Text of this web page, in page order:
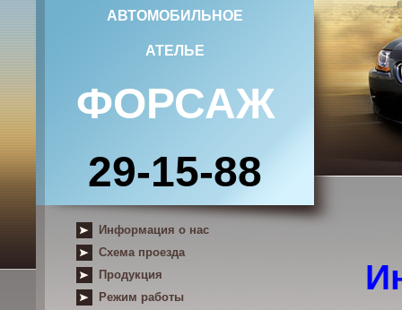
АВТОМОБИЛЬНОЕ
АТЕЛЬЕ
ФОРСАЖ
29-15-88
Информация о нас
Схема проезда
Продукция
Режим работы